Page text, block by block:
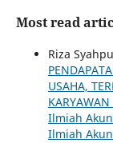
Most read
Riza
USAHA,
Ilmiah
Ilmiah